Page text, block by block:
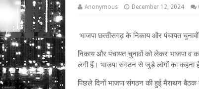
Anonymous December 12, 2024
भाजपा छत्‍तीसगढ़ के निकाय और पंचायत
निकाय और पंचायत चुनावों को लेकर भाजपा व
लगी हैं। भाजपा संगठन से जुड़े लोगों का कहना
पिछले दिनों भाजपा संगठन की हुई मैराथन